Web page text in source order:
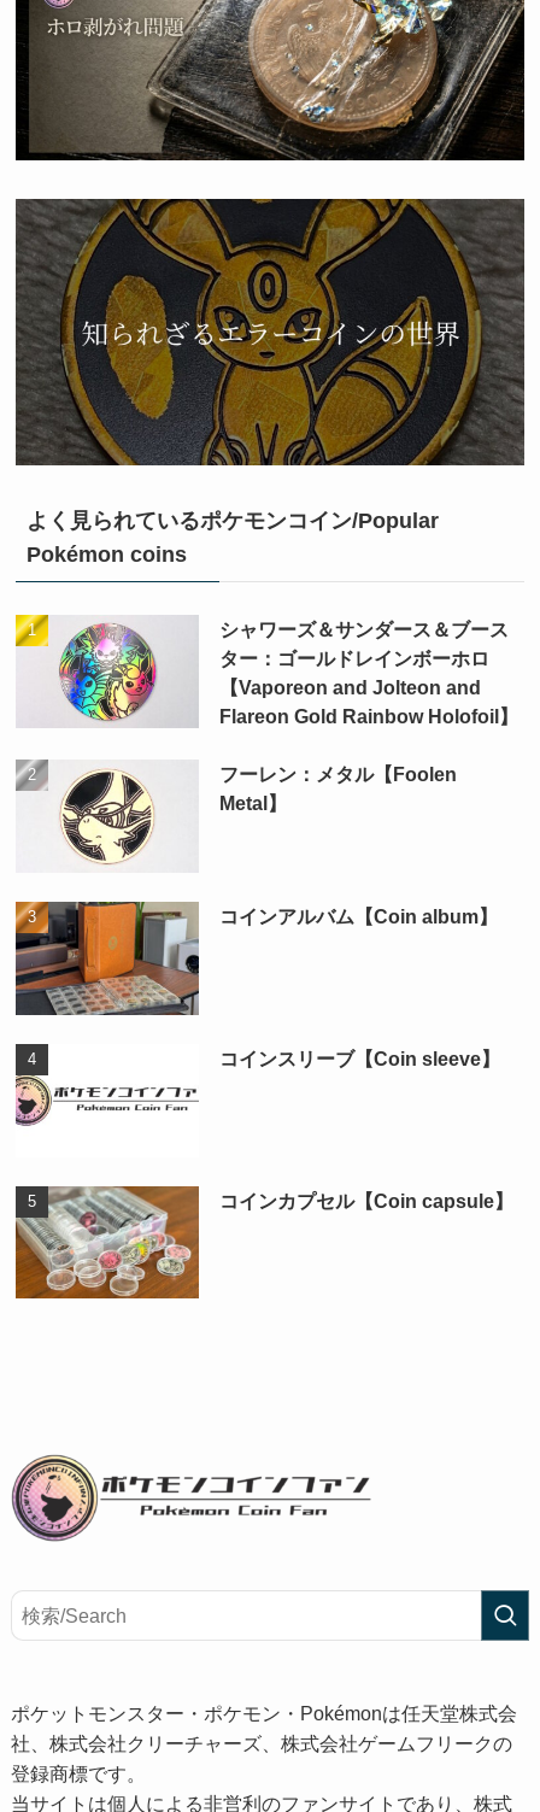
よく見られているポケモンコイン/Popular
Pokémon coins
シャワーズ＆サンダース＆ブース
ター：ゴールドレインボーホロ
【Vaporeon and Jolteon and
Flareon Gold Rainbow Holofoil】
フーレン：メタル【Foolen
Metal】
コインアルバム【Coin album】
コインスリーブ【Coin sleeve】
コインカプセル【Coin capsule】
ポケットモンスター・ポケモン・Pokémonは任天堂株式会
社、株式会社クリーチャーズ、株式会社ゲームフリークの
登録商標です。
当サイトは個人による非営利のファンサイトであり、株式